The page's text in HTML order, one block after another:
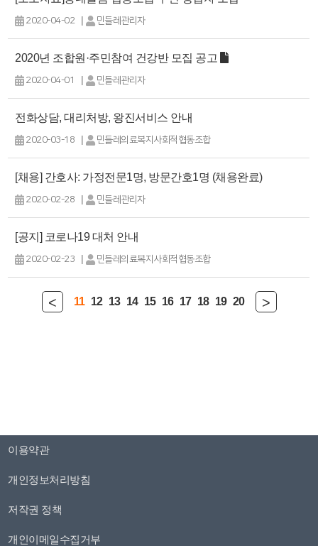
2020-04-02 | 민들레관리자
2020년 조합원·주민참여 건강반 모집 공고
2020-04-01 | 민들레관리자
전화상담, 대리처방, 왕진서비스 안내
2020-03-18 | 민들레의료복지사회적협동조합
[채용] 간호사: 가정전문1명, 방문간호1명 (채용완료)
2020-02-28 | 민들레관리자
[공지] 코로나19 대처 안내
2020-02-23 | 민들레의료복지사회적협동조합
< 11 12 13 14 15 16 17 18 19 20 >
이용약관
개인정보처리방침
저작권 정책
개인이메일수집거부